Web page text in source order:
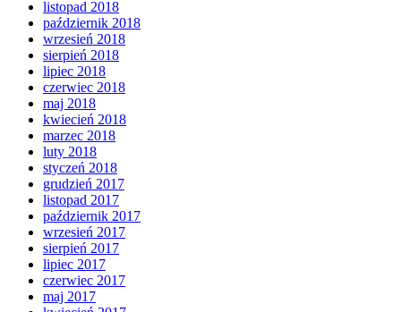
listopad 2018
październik 2018
wrzesień 2018
sierpień 2018
lipiec 2018
czerwiec 2018
maj 2018
kwiecień 2018
marzec 2018
luty 2018
styczeń 2018
grudzień 2017
listopad 2017
październik 2017
wrzesień 2017
sierpień 2017
lipiec 2017
czerwiec 2017
maj 2017